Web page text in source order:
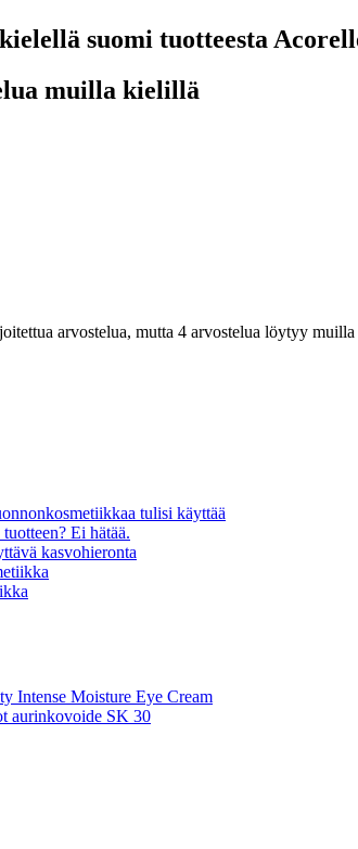
suomi tuotteesta
muilla kielillä
arvostelua, mutta 4 arvostelua löytyy
tulisi käyttää
Ei hätää.
kasvohieronta
Intense Moisture Eye Cream
aurinkovoide SK 30